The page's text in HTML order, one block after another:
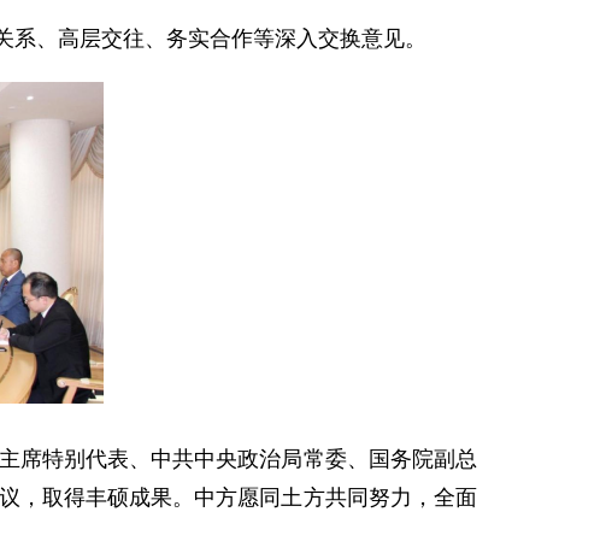
、高层交往、务实合作等深入交换意见。
席特别代表、中共中央政治局常委、国务院副总
，取得丰硕成果。中方愿同土方共同努力，全面